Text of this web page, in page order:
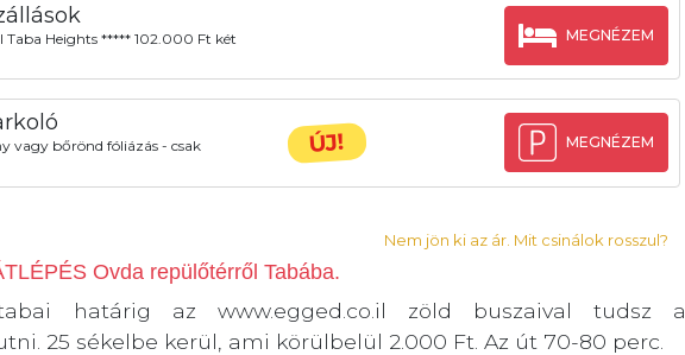
Heights ***** 102.000 Ft két
MEGNÉZEM
vagy bőrönd fóliázás - csak
ÚJ! MEGNÉZEM
Nem jön ki az ár. Mit csinálok rosszul?
Ovda repülőtérről Tabába.
határig az www.egged.co.il zöld buszaival tudsz a
25 sékelbe kerül, ami körülbelül 2.000 Ft. Az út 70-80 perc.